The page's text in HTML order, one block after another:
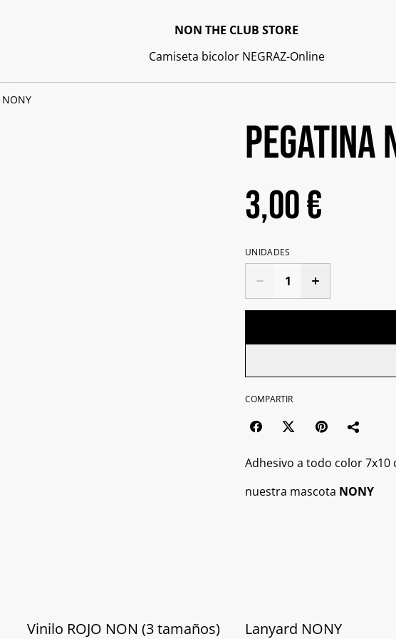
NON THE CLUB STORE
Camiseta bicolor NEGRAZ-Online
Pegatina
3,00 €
UNIDADES
COMPARTIR
Adhesivo a todo color 7x10
nuestra mascota NONY
Vinilo ROJO NON (3 tamaños) Lanyard NONY